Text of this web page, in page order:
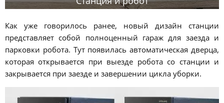
Как уже говорилось ранее, новый дизайн станции
представляет собой полноценный гараж для заезда и
парковки робота. Тут появилась автоматическая дверца,
которая открывается при выезде робота со станции и
закрывается при заезде и завершении цикла уборки.